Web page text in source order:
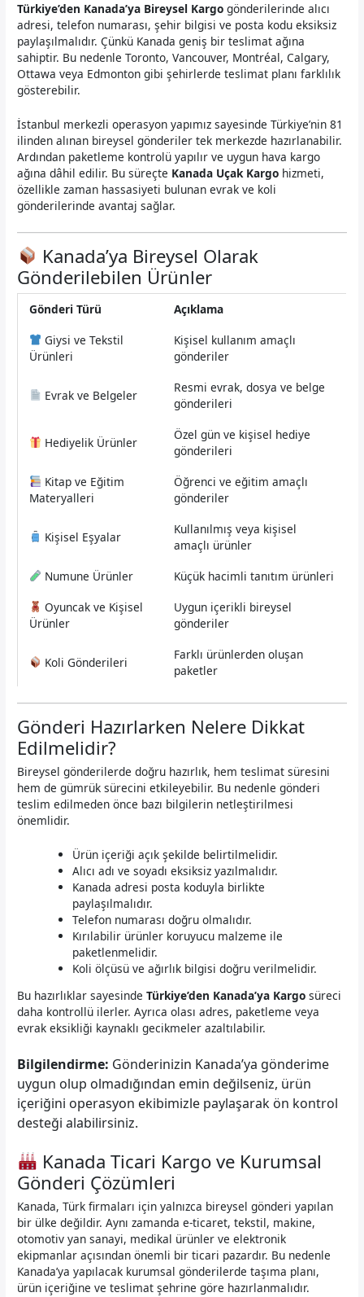
Türkiye’den Kanada’ya Bireysel Kargo gönderilerinde alıcı
adresi, telefon numarası, şehir bilgisi ve posta kodu eksiksiz
paylaşılmalıdır. Çünkü Kanada geniş bir teslimat ağına
sahiptir. Bu nedenle Toronto, Vancouver, Montréal, Calgary,
Ottawa veya Edmonton gibi şehirlerde teslimat planı farklılık
gösterebilir.
İstanbul merkezli operasyon yapımız sayesinde Türkiye’nin 81
ilinden alınan bireysel gönderiler tek merkezde hazırlanabilir.
Ardından paketleme kontrolü yapılır ve uygun hava kargo
ağına dâhil edilir. Bu süreçte Kanada Uçak Kargo hizmeti,
özellikle zaman hassasiyeti bulunan evrak ve koli
gönderilerinde avantaj sağlar.
Kanada’ya Bireysel Olarak
Gönderilebilen Ürünler
Gönderi Türü
Açıklama
Giysi ve Tekstil
Ürünleri
Kişisel kullanım amaçlı
gönderiler
Evrak ve Belgeler
Resmi evrak, dosya ve belge
gönderileri
Hediyelik Ürünler
Özel gün ve kişisel hediye
gönderileri
Kitap ve Eğitim
Materyalleri
Öğrenci ve eğitim amaçlı
gönderiler
Kişisel Eşyalar
Kullanılmış veya kişisel
amaçlı ürünler
Numune Ürünler
Küçük hacimli tanıtım ürünleri
Oyuncak ve Kişisel
Ürünler
Uygun içerikli bireysel
gönderiler
Koli Gönderileri
Farklı ürünlerden oluşan
paketler
Gönderi Hazırlarken Nelere Dikkat
Edilmelidir?
Bireysel gönderilerde doğru hazırlık, hem teslimat süresini
hem de gümrük sürecini etkileyebilir. Bu nedenle gönderi
teslim edilmeden önce bazı bilgilerin netleştirilmesi
önemlidir.
Ürün içeriği açık şekilde belirtilmelidir.
Alıcı adı ve soyadı eksiksiz yazılmalıdır.
Kanada adresi posta koduyla birlikte
paylaşılmalıdır.
Telefon numarası doğru olmalıdır.
Kırılabilir ürünler koruyucu malzeme ile
paketlenmelidir.
Koli ölçüsü ve ağırlık bilgisi doğru verilmelidir.
Bu hazırlıklar sayesindeTürkiye’den Kanada’ya Kargo süreci
daha kontrollü ilerler. Ayrıca olası adres, paketleme veya
evrak eksikliği kaynaklı gecikmeler azaltılabilir.
Bilgilendirme: Gönderinizin Kanada’ya gönderime
uygun olup olmadığından emin değilseniz, ürün
içeriğini operasyon ekibimizle paylaşarak ön kontrol
desteği alabilirsiniz.
Kanada Ticari Kargo ve Kurumsal
Gönderi Çözümleri
Kanada, Türk firmaları için yalnızca bireysel gönderi yapılan
bir ülke değildir. Aynı zamanda e-ticaret, tekstil, makine,
otomotiv yan sanayi, medikal ürünler ve elektronik
ekipmanlar açısından önemli bir ticari pazardır. Bu nedenle
Kanada’ya yapılacak kurumsal gönderilerde taşıma planı,
ürün içeriğine ve teslimat şehrine göre hazırlanmalıdır.